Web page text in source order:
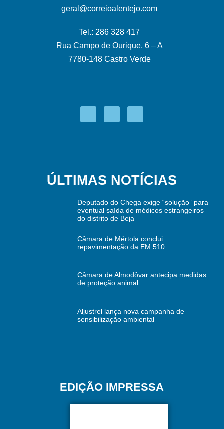
geral@correioalentejo.com
Tel.: 286 328 417
Rua Campo de Ourique, 6 – A
7780-148 Castro Verde
ÚLTIMAS NOTÍCIAS
Deputado do Chega exige “solução” para
eventual saída de médicos estrangeiros
do distrito de Beja
Câmara de Mértola conclui
repavimentação da EM 510
Câmara de Almodôvar antecipa medidas
de proteção animal
Aljustrel lança nova campanha de
sensibilização ambiental
EDIÇÃO IMPRESSA